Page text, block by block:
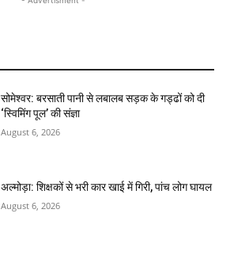
सोमेश्वर: बरसाती पानी से लबालब सड़क के गड्ढों को दी
‘स्विमिंग पूल’ की संज्ञा
August 6, 2026
अल्मोड़ा: शिक्षकों से भरी कार खाई में गिरी, पांच लोग घायल
August 6, 2026